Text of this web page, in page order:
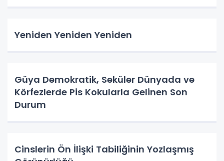
Yeniden Yeniden Yeniden
Güya Demokratik, Seküler Dünyada ve
Körfezlerde Pis Kokularla Gelinen Son
Durum
Cinslerin Ön İlişki Tabiliğinin Yozlaşmış